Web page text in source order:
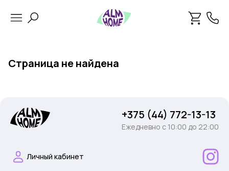
Страница не найдена
+375 (44) 772-13-13
Ежедневно c 10:00 до 22:00
Личный кабинет